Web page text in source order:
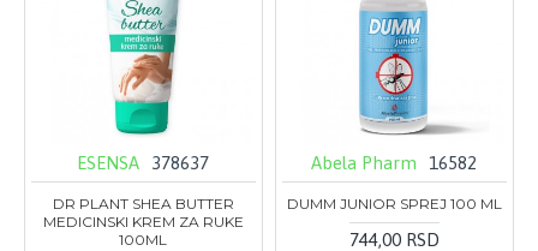
ESENSA 378637
DR PLANT SHEA BUTTER
MEDICINSKI KREM ZA RUKE
100ML
Abela Pharm 16582
DUMM JUNIOR SPREJ 100 ML
744,00 RSD